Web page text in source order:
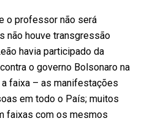
o professor não será
não houve transgressão
havia participado da
o governo Bolsonaro na
faixa – as manifestações
em todo o País; muitos
faixas com os mesmos